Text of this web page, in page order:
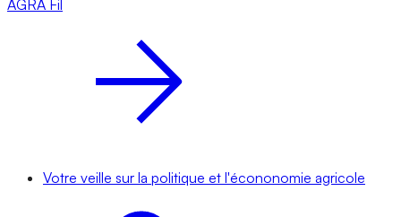
AGRA Fil
Votre veille sur la politique et l'écononomie agricole